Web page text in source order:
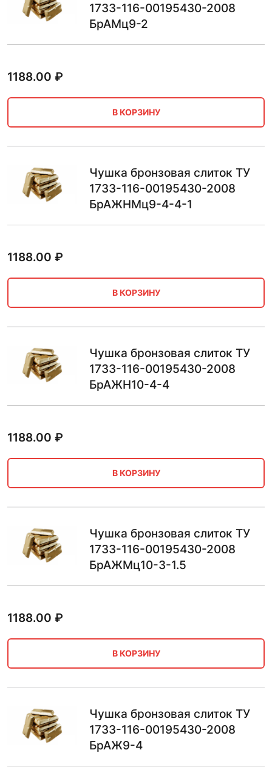
1733-116-00195430-2008
БрАМц9-2
1188.00 ₽
В КОРЗИНУ
Чушка бронзовая слиток ТУ
1733-116-00195430-2008
БрАЖНМц9-4-4-1
1188.00 ₽
В КОРЗИНУ
Чушка бронзовая слиток ТУ
1733-116-00195430-2008
БрАЖН10-4-4
1188.00 ₽
В КОРЗИНУ
Чушка бронзовая слиток ТУ
1733-116-00195430-2008
БрАЖМц10-3-1.5
1188.00 ₽
В КОРЗИНУ
Чушка бронзовая слиток ТУ
1733-116-00195430-2008
БрАЖ9-4